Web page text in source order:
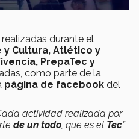
realizadas durante el
y Cultura, Atlético y
PrepaTec y
como parte de la
página de facebook del
actividad realizada por
de un todo, que es el Tec”,